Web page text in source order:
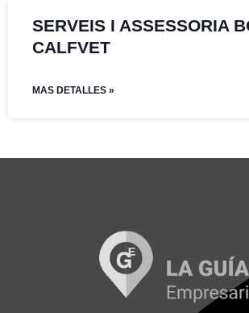
SERVEIS I ASSESSORIA
CALFVET
MAS DETALLES »